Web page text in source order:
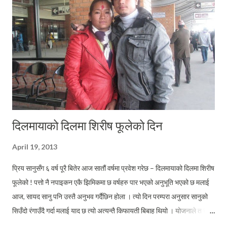
मान्छे ऊ पनि लड्न कस्सिन्थ्यो । अन्तिममा रुने उही हुन्थ्यो । फकाउने म हुन्थेँ । “पैसा
भएको बेलामा पाँच रुपैया दिन्छु...
दिलमायाको दिलमा शिरीष फूलेको दिन
April 19, 2013
प्रिय सानुसँग ६ वर्ष पूरै बितेर आज सातौं वर्षमा प्रवेश गरेछ – दिलमायाको दिलमा शिरीष
फूलेको ! पत्तो नै नपाइकन एकै झिमिकमा छ वर्षहरु पार भएको अनुभूति भएको छ मलाई
आज, सायद सानु पनि उस्तै अनुभव गर्दैछिन होला । त्यो दिन परम्परा अनुसार सानुको
सिउँदो रंगाउँदै गर्दा मलाई याद छ त्यो अत्यन्तै किफायती बिबाह थियो । योजनाले त खास